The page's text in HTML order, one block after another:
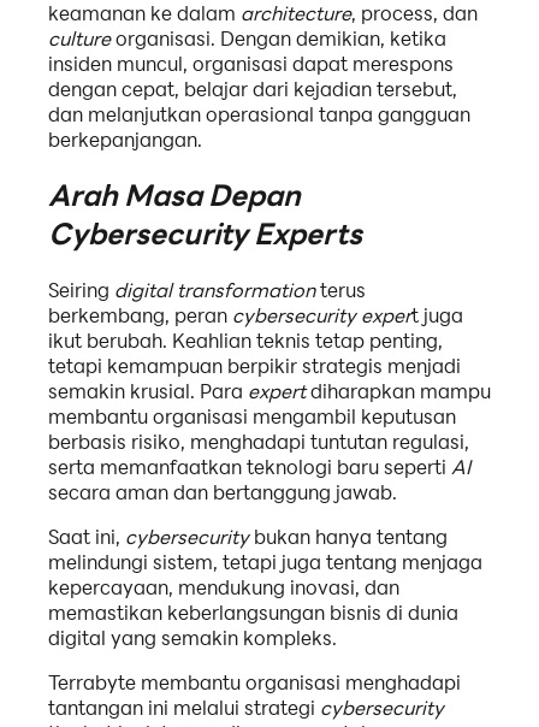
keamanan ke dalam architecture, process, dan
cultureorganisasi. Dengan demikian, ketika
insiden muncul, organisasi dapat merespons
dengan cepat, belajar dari kejadian tersebut,
dan melanjutkan operasional tanpa gangguan
berkepanjangan.
Arah Masa Depan
Cybersecurity Experts
Seiring digital transformationterus
berkembang, peran cybersecurity expert juga
ikut berubah. Keahlian teknis tetap penting,
tetapi kemampuan berpikir strategis menjadi
semakin krusial. Para expertdiharapkan mampu
membantu organisasi mengambil keputusan
berbasis risiko, menghadapi tuntutan regulasi,
serta memanfaatkan teknologi baru seperti AI
secara aman dan bertanggung jawab.
Saat ini, cybersecuritybukan hanya tentang
melindungi sistem, tetapi juga tentang menjaga
kepercayaan, mendukung inovasi, dan
memastikan keberlangsungan bisnis di dunia
digital yang semakin kompleks.
Terrabyte membantu organisasi menghadapi
tantangan ini melalui strategi cybersecurity